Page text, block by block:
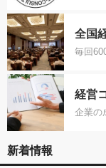
全国
毎回
経営
企業の
新着情報